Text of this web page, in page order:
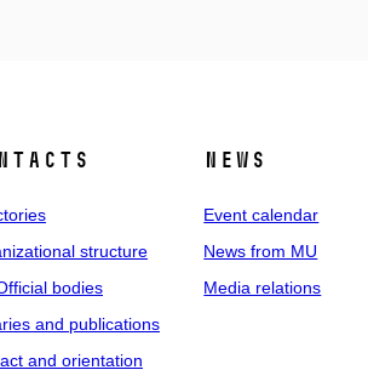
structure
bodies
and publications
and orientation
News
Event calendar
News from MU
Media relations